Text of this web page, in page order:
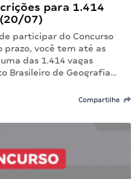
para 1.414
07)
participar do Concurso
prazo, você tem até as
das 1.414 vagas
Brasileiro de Geografia…
Compartilhe